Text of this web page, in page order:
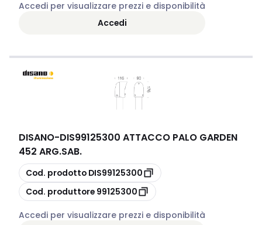
Accedi per visualizzare prezzi e disponibilità
Accedi
DISANO-DIS99125300 ATTACCO PALO GARDEN
452 ARG.SAB.
copia
Cod. prodotto DIS99125300
copia
Cod. produttore 99125300
Accedi per visualizzare prezzi e disponibilità